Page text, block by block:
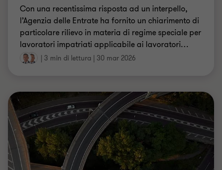
Con una recentissima risposta ad un interpello,
l’Agenzia delle Entrate ha fornito un chiarimento di
particolare rilievo in materia di regime speciale per
lavoratori impatriati applicabile ai lavoratori…
| 3 min di lettura | 30 mar 2026